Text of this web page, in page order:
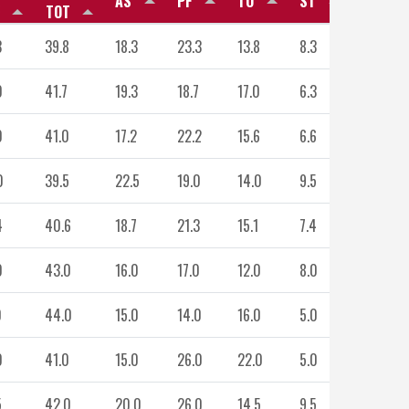
TOT
39.8 18.3 23.3 13.8 8.3
41.7 19.3 18.7 17.0 6.3
41.0 17.2 22.2 15.6 6.6
39.5 22.5 19.0 14.0 9.5
40.6 18.7 21.3 15.1 7.4
43.0 16.0 17.0 12.0 8.0
44.0 15.0 14.0 16.0 5.0
41.0 15.0 26.0 22.0 5.0
42.0 20.0 26.0 14.5 9.5